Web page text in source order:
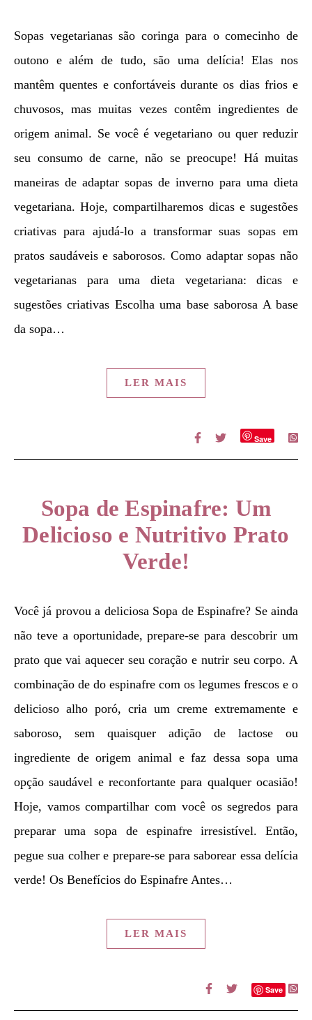
Sopas vegetarianas são coringa para o comecinho de
outono e além de tudo, são uma delícia! Elas nos
mantêm quentes e confortáveis ​​durante os dias frios e
chuvosos, mas muitas vezes contêm ingredientes de
origem animal. Se você é vegetariano ou quer reduzir
seu consumo de carne, não se preocupe! Há muitas
maneiras de adaptar sopas de inverno para uma dieta
vegetariana. Hoje, compartilharemos dicas e sugestões
criativas para ajudá-lo a transformar suas sopas em
pratos saudáveis ​​e saborosos. Como adaptar sopas não
vegetarianas para uma dieta vegetariana: dicas e
sugestões criativas Escolha uma base saborosa A base
da sopa…
LER MAIS
Save
Sopa de Espinafre: Um
Delicioso e Nutritivo Prato
Verde!
Você já provou a deliciosa Sopa de Espinafre? Se ainda
não teve a oportunidade, prepare-se para descobrir um
prato que vai aquecer seu coração e nutrir seu corpo. A
combinação de do espinafre com os legumes frescos e o
delicioso alho poró, cria um creme extremamente e
saboroso, sem quaisquer adição de lactose ou
ingrediente de origem animal e faz dessa sopa uma
opção saudável e reconfortante para qualquer ocasião!
Hoje, vamos compartilhar com você os segredos para
preparar uma sopa de espinafre irresistível. Então,
pegue sua colher e prepare-se para saborear essa delícia
verde! Os Benefícios do Espinafre Antes…
LER MAIS
Save